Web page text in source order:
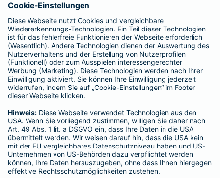
Barmenia ist Teil der BarmeniaGothaer
BELIEBTE SEITEN
Kranken-Zusatzversicherung
Tierversicherungen
Haftpflichtversicherung
Hausratversicherung
Adresse ändern
Schaden melden
Kilometerstandsmeldung
Serviceübersicht